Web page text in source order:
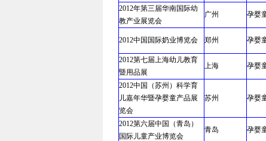
2012年第三届华南国际幼
教产业展览会
广州 孕婴
2012中国国际奶业博览会 郑州 孕婴
2012第七届上海幼儿教育
暨用品展
上海 孕婴
2012中国（苏州）科学育
儿嘉年华暨孕婴童产品展
览会
苏州 孕婴
2012第六届中国（青岛）
国际儿童产业博览会
青岛 孕婴